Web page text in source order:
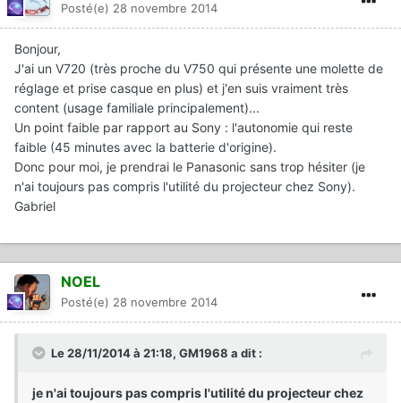
Posté(e) 28 novembre 2014
Bonjour,
J'ai un V720 (très proche du V750 qui présente une molette de
réglage et prise casque en plus) et j'en suis vraiment très
content (usage familiale principalement)...
Un point faible par rapport au Sony : l'autonomie qui reste
faible (45 minutes avec la batterie d'origine).
Donc pour moi, je prendrai le Panasonic sans trop hésiter (je
n'ai toujours pas compris l'utilité du projecteur chez Sony).
Gabriel
NOEL
Posté(e) 28 novembre 2014
Le 28/11/2014 à 21:18, GM1968 a dit :
je n'ai toujours pas compris l'utilité du projecteur chez